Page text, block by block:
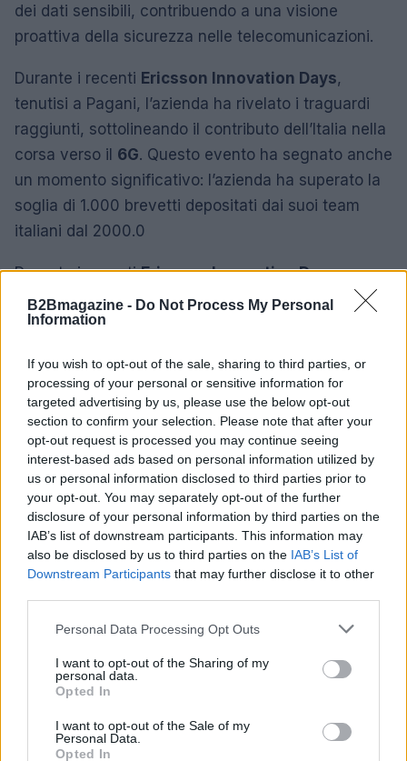
B2Bmagazine - Do Not Process My Personal
Information
If you wish to opt-out of the sale, sharing to third parties, or
processing of your personal or sensitive information for
targeted advertising by us, please use the below opt-out
section to confirm your selection. Please note that after your
opt-out request is processed you may continue seeing
interest-based ads based on personal information utilized by
us or personal information disclosed to third parties prior to
your opt-out. You may separately opt-out of the further
disclosure of your personal information by third parties on the
IAB’s list of downstream participants. This information may
also be disclosed by us to third parties on the IAB’s List of
Downstream Participants that may further disclose it to other
Please note that this website/app uses one or more Google
not limited to your visit or usage behaviour. You may click to
grant or deny consent to Google and its third-party tags to
use your data for below specified purposes in below Google
consent section.
Personal Data Processing Opt Outs
I want to opt-out of the Sharing of my
personal data.
Opted In
I want to opt-out of the Sale of my
Personal Data.
Opted In
dei dati sensibili, contribuendo a una visione
proattiva della sicurezza nelle telecomunicazioni.
Durante i recenti Ericsson Innovation Days,
tenutisi a Pagani, l’azienda ha rivelato i traguardi
raggiunti, sottolineando il contributo dell’Italia nella
corsa verso il 6G. Questo evento ha segnato anche
un momento significativo: l’azienda ha superato la
soglia di 1.000 brevetti depositati dai suoi team
italiani dal 2000.0
Durante i recentiEricsson Innovation Days,
tenutisi a Pagani, l’azienda ha rivelato i traguardi
raggiunti, sottolineando il contributo dell’Italia nella
un momento significativo: l’azienda ha superato la
soglia di 1.000 brevetti depositati dai suoi team
italiani dal 2000.1
AUTORE
AiAdhubMedia